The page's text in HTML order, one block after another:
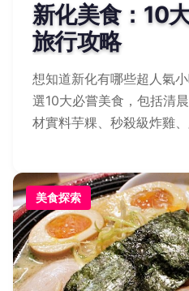
新化美食：10
旅行攻略
想知道新化有哪些超人氣
選10大必嘗美食，包括清
材實料芋粿、秒殺級炸雞
讓您輕鬆規劃美味之旅！
美食探索